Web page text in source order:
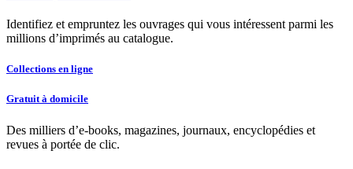
Identifiez et empruntez les ouvrages qui vous intéressent parmi les
millions d’imprimés au catalogue.
Collections en ligne
Gratuit à domicile
Des milliers d’e-books, magazines, journaux, encyclopédies et
revues à portée de clic.